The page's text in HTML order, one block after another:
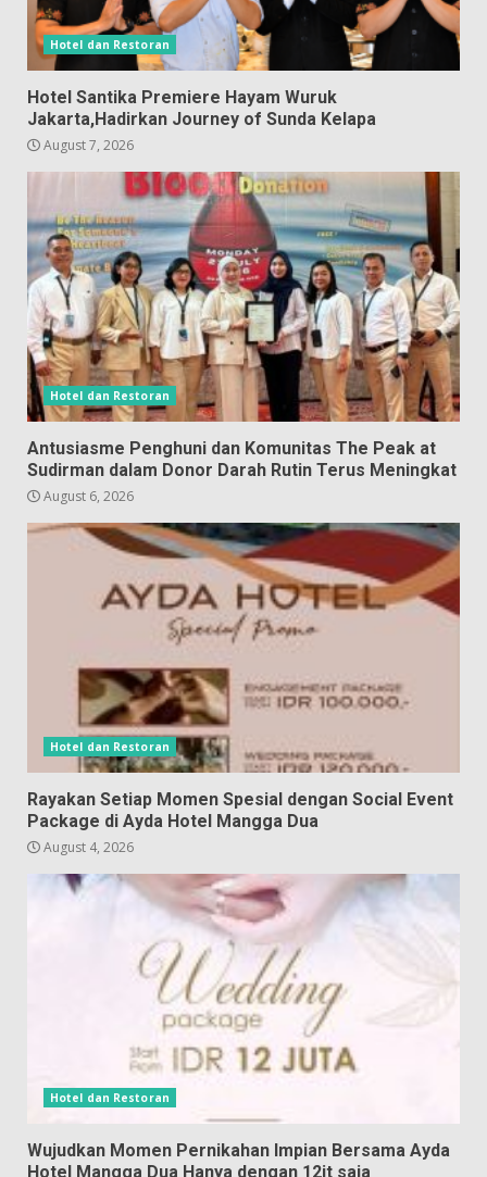
Hotel dan Restoran
Hotel Santika Premiere Hayam Wuruk
Jakarta,Hadirkan Journey of Sunda Kelapa
August 7, 2026
Hotel dan Restoran
Antusiasme Penghuni dan Komunitas The Peak at
Sudirman dalam Donor Darah Rutin Terus Meningkat
August 6, 2026
Hotel dan Restoran
Rayakan Setiap Momen Spesial dengan Social Event
Package di Ayda Hotel Mangga Dua
August 4, 2026
Hotel dan Restoran
Wujudkan Momen Pernikahan Impian Bersama Ayda
Hotel Mangga Dua Hanya dengan 12jt saja